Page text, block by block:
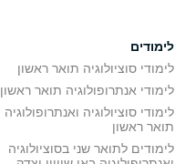
לימודים
לימודי סוציולוגיה תואר ראשון
לימודי אנתרופולוגיה תואר ראשון
לימודי סוציולוגיה ואנתרופולוגיה
תואר ראשון
לימודים לתואר שני בסוציולוגיה